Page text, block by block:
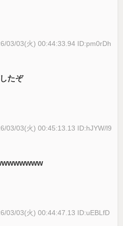
03/03(火) 00:44:33.94 ID:pm0rDh
たぞ
03/03(火) 00:45:13.13 ID:hJYW/l9
03/03(火) 00:44:47.13 ID:uEBLfD